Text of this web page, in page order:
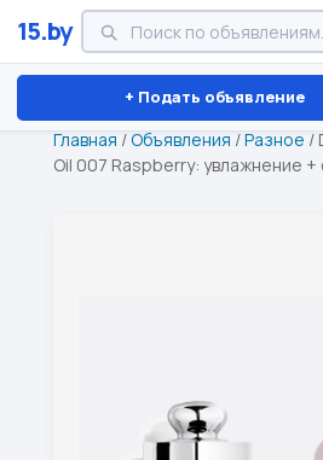
15.by
+ Подать объявление
Минск Витебск Брест
Главная /Объявления /Разное /
Oil 007 Raspberry: увлажнение +